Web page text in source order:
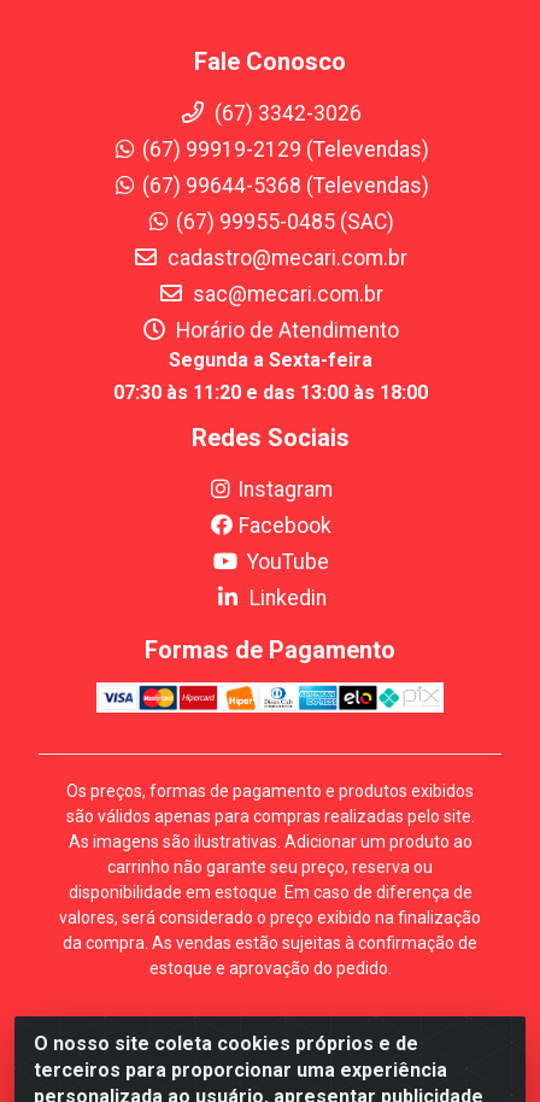
O nosso site coleta cookies próprios e de
terceiros para proporcionar uma experiência
personalizada ao usuário, apresentar publicidade
Fale Conosco
(67) 3342-3026
(67) 99919-2129 (Televendas)
(67) 99644-5368 (Televendas)
(67) 99955-0485 (SAC)
cadastro@mecari.com.br
sac@mecari.com.br
Horário de Atendimento
Segunda a Sexta-feira
07:30 às 11:20 e das 13:00 às 18:00
Redes Sociais
Instagram
Facebook
YouTube
Linkedin
Formas de Pagamento
Os preços, formas de pagamento e produtos exibidos
são válidos apenas para compras realizadas pelo site.
As imagens são ilustrativas. Adicionar um produto ao
carrinho não garante seu preço, reserva ou
disponibilidade em estoque. Em caso de diferença de
valores, será considerado o preço exibido na finalização
da compra. As vendas estão sujeitas à confirmação de
estoque e aprovação do pedido.
Mécari Distribuidora - Av. Gury Marques, 5164. Jd Centro
Oeste. Campo Grande MS. CEP 79072-000. CNPJ